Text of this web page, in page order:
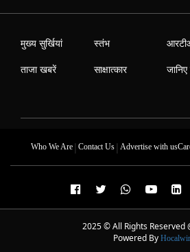
मुख्य सुर्खियां
ताजा खबरें
स्तंभ
साक्षात्कार
Who We Are| Contact Us| Advertise with us
2025 © All Rights Reserved
Powered By